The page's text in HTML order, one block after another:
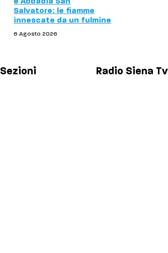
Salvatore: le fiamme
innescate da un fulmine
6 Agosto 2026
Sezioni Radio Siena Tv